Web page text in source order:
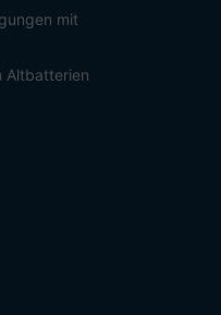
mit
Altbatterien